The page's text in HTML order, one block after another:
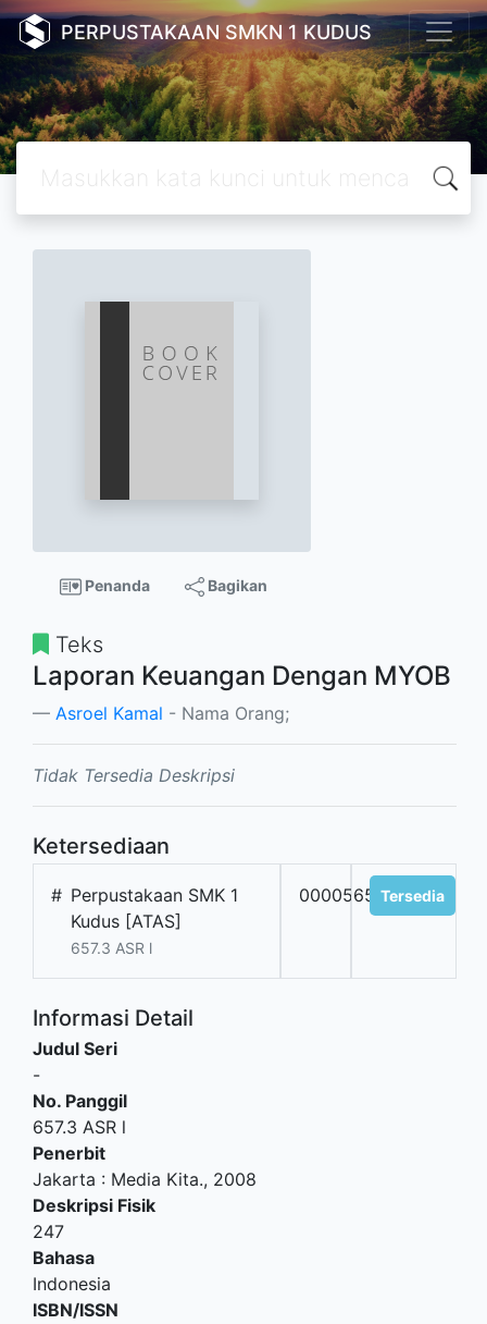
PERPUSTAKAAN SMKN 1 KUDUS
Penanda Bagikan
Teks
Laporan Keuangan Dengan MYOB
Asroel Kamal - Nama Orang;
Tidak Tersedia Deskripsi
Ketersediaan
# Perpustakaan SMK 1
Kudus [ATAS]
657.3 ASR l
00005654Tersedia
Informasi Detail
Judul Seri
-
No. Panggil
657.3 ASR l
Penerbit
Jakarta : Media Kita., 2008
Deskripsi Fisik
247
Bahasa
Indonesia
ISBN/ISSN